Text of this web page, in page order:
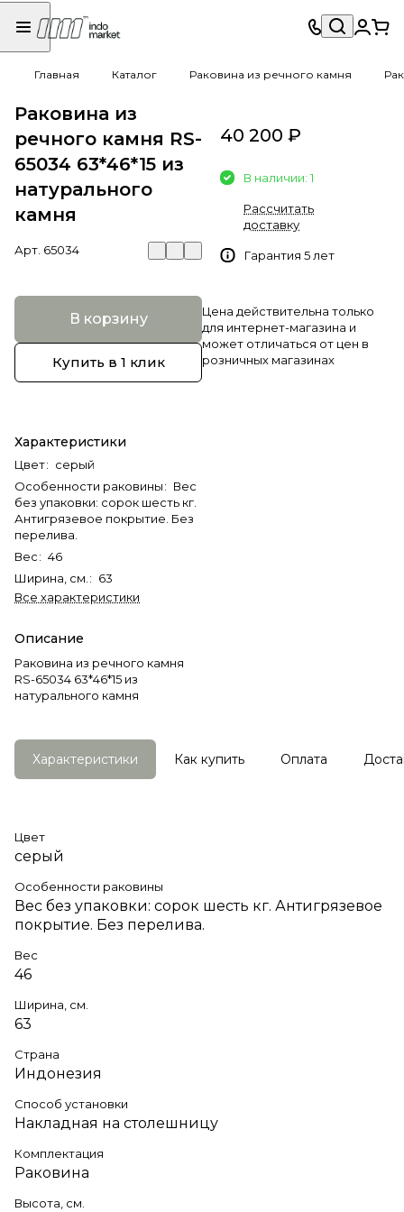
Главная Каталог Раковина из речного камня
Раковина из
речного камня RS-
65034 63*46*15 из
натурального
камня
Арт. 65034
В корзину
Купить в 1 клик
Характеристики
Цвет: серый
Особенности раковины: Вес
без упаковки: сорок шесть кг.
Антигрязевое покрытие. Без
перелива.
Вес: 46
Ширина, см. : 63
Все характеристики
Описание
Раковина из речного камня
RS-65034 63*46*15 из
натурального камня
40 200 ₽
В наличии: 1
Рассчитать
доставку
Гарантия 5 лет
Цена действительна только
для интернет-магазина и
может отличаться от цен в
розничных магазинах
Характеристики Как купить Оплата
Цвет
серый
Особенности раковины
Вес без упаковки: сорок шесть кг. Антигрязевое
покрытие. Без перелива.
Вес
46
Ширина, см.
63
Страна
Индонезия
Способ установки
Накладная на столешницу
Комплектация
Раковина
Высота, см.